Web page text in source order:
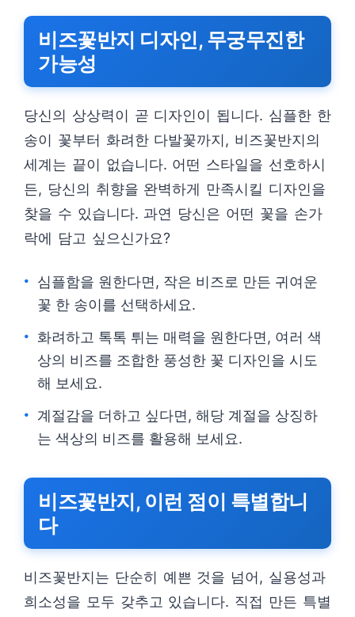
비즈꽃반지 디자인, 무궁무진한
가능성
당신의 상상력이 곧 디자인이 됩니다. 심플한 한
송이 꽃부터 화려한 다발꽃까지, 비즈꽃반지의
세계는 끝이 없습니다. 어떤 스타일을 선호하시
든, 당신의 취향을 완벽하게 만족시킬 디자인을
찾을 수 있습니다. 과연 당신은 어떤 꽃을 손가
락에 담고 싶으신가요?
심플함을 원한다면, 작은 비즈로 만든 귀여운
꽃 한 송이를 선택하세요.
화려하고 톡톡 튀는 매력을 원한다면, 여러 색
상의 비즈를 조합한 풍성한 꽃 디자인을 시도
해 보세요.
계절감을 더하고 싶다면, 해당 계절을 상징하
는 색상의 비즈를 활용해 보세요.
비즈꽃반지, 이런 점이 특별합니
다
비즈꽃반지는 단순히 예쁜 것을 넘어, 실용성과
희소성을 모두 갖추고 있습니다. 직접 만든 특별